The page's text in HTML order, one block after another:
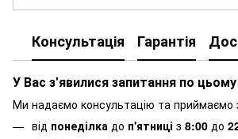
Консультація Гарантія
У Вас з'явилися запитання по
Ми надаємо консультацію та приймаємо
від понеділка до п'ятниці з 8:00 до